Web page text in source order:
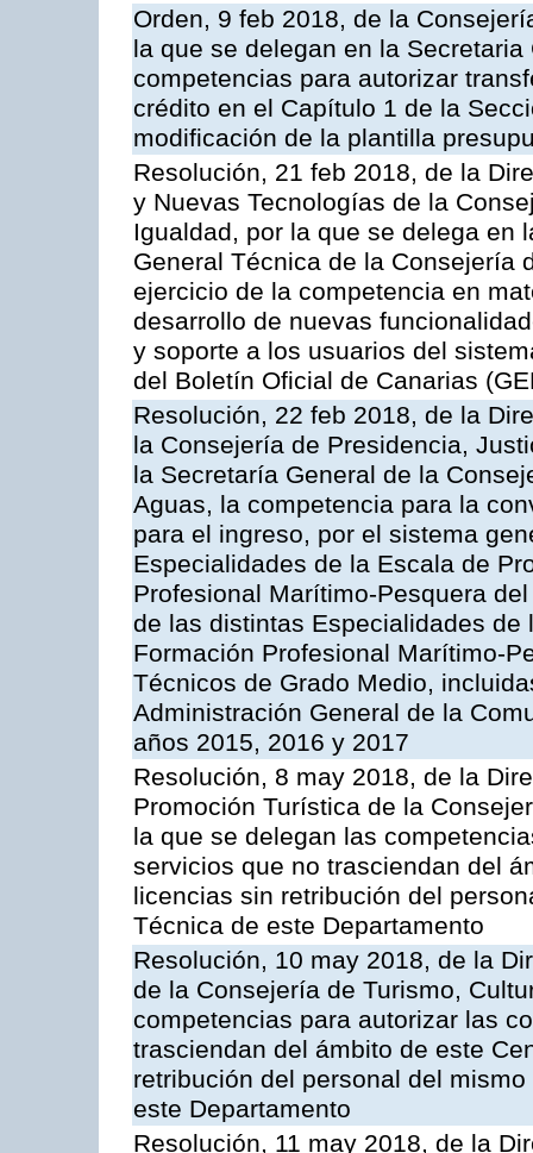
Orden, 9 feb 2018, de la
la que se delegan en la
competencias para autorizar
crédito en el Capítulo 1 de la
modificación de la plantilla
Resolución, 21 feb 2018, de la
y Nuevas Tecnologías de la
Igualdad, por la que se delega en
General Técnica de la Consejería
ejercicio de la competencia en
desarrollo de nuevas
y soporte a los usuarios del
del Boletín Oficial de Canarias
Resolución, 22 feb 2018, de la
la Consejería de Presidencia,
la Secretaría General de la
Aguas, la competencia para la
para el ingreso, por el sistema
Especialidades de la Escala de
Profesional Marítimo-Pesquera
de las distintas Especialidades
Formación Profesional Marítimo-
Técnicos de Grado Medio,
Administración General de la
años 2015, 2016 y 2017
Resolución, 8 may 2018, de la
Promoción Turística de la
la que se delegan las
servicios que no trasciendan del
licencias sin retribución del
Técnica de este Departamento
Resolución, 10 may 2018, de la
de la Consejería de Turismo,
competencias para autorizar las
trasciendan del ámbito de este
retribución del personal del
este Departamento
Resolución, 11 may 2018, de la